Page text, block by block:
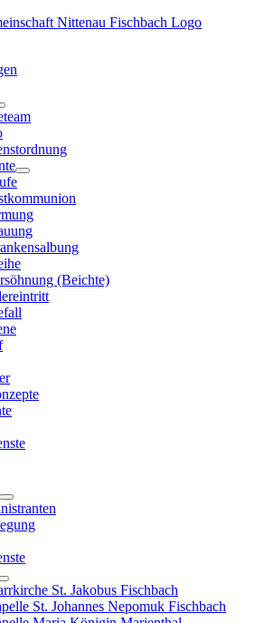
(Beichte)
St. Jakobus Fischbach
St. Johannes Nepomuk Fischbach